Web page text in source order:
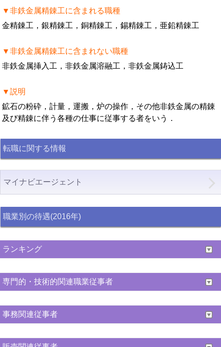
▼非鉄金属精錬工に含まれる職種
金精錬工，銀精錬工，銅精錬工，錫精錬工，亜鉛精錬工
▼非鉄金属精錬工に含まれない職種
非鉄金属挿入工，非鉄金属溶融工，非鉄金属鋳込工
▼説明
鉱石の粉砕，計量，運搬，炉の操作，その他非鉄金属の精錬
及び精錬に伴う各種の仕事に従事する者をいう．
転職に関する情報
マイナビエージェント
職業別の待遇(2016年)
ランキング
専門的・技術的関連職業従事者
事務関連従事者